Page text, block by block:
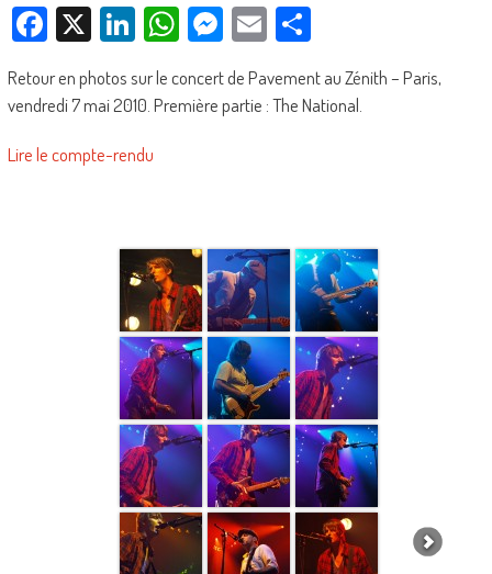
Facebook
X LinkedIn
WhatsApp
Messenger
EmailPartager
Retour en photos sur le concert de Pavement au Zénith – Paris,
vendredi 7 mai 2010. Première partie : The National.
Lire le compte-rendu